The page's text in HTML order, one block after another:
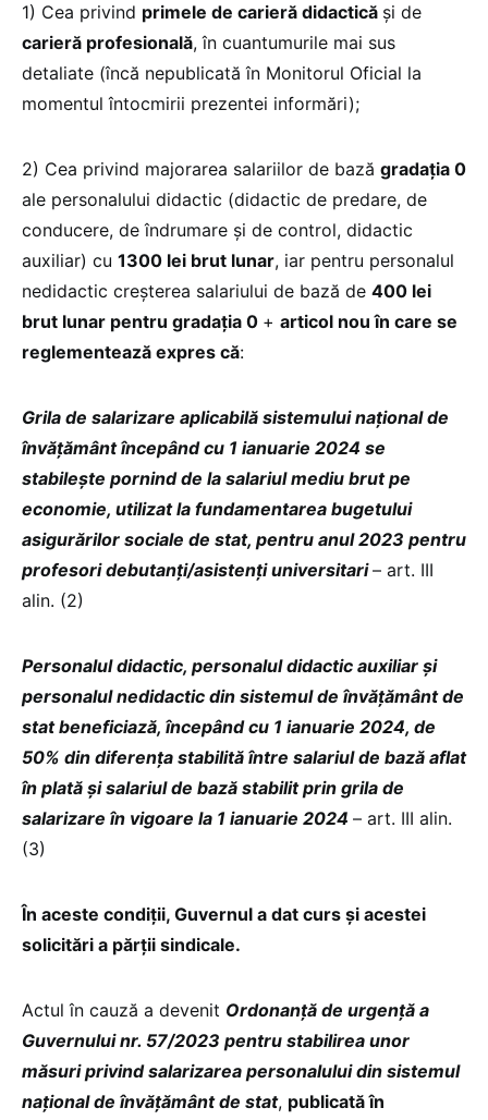
1) Cea privind primele de carieră didactică și de
carieră profesională, în cuantumurile mai sus
detaliate (încă nepublicată în Monitorul Oficial la
momentul întocmirii prezentei informări);
2) Cea privind majorarea salariilor de bază gradația 0
ale personalului didactic (didactic de predare, de
conducere, de îndrumare și de control, didactic
auxiliar) cu 1300 lei brut lunar, iar pentru personalul
nedidactic creșterea salariului de bază de 400 lei
brut lunar pentru gradația 0 + articol nou în care se
reglementează expres că:
Grila de salarizare aplicabilă sistemului național de
învățământ începând cu 1 ianuarie 2024 se
stabilește pornind de la salariul mediu brut pe
economie, utilizat la fundamentarea bugetului
asigurărilor sociale de stat, pentru anul 2023 pentru
profesori debutanți/asistenți universitari– art. III
alin. (2)
Personalul didactic, personalul didactic auxiliar și
personalul nedidactic din sistemul de învățământ de
stat beneficiază, începând cu 1 ianuarie 2024, de
50% din diferența stabilită între salariul de bază aflat
în plată și salariul de bază stabilit prin grila de
salarizare în vigoare la 1 ianuarie 2024 – art. III alin.
(3)
În aceste condiții, Guvernul a dat curs și acestei
solicitări a părții sindicale.
Actul în cauză a devenit Ordonanță de urgență a
Guvernului nr. 57/2023 pentru stabilirea unor
măsuri privind salarizarea personalului din sistemul
național de învățământ de stat, publicată în